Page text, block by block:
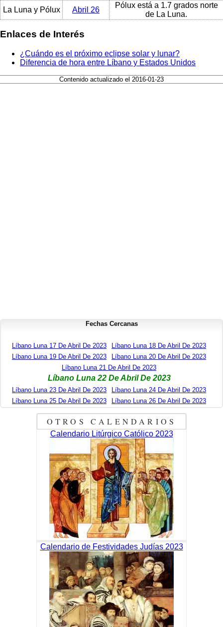
La Luna y Pólux
Abril 26
Pólux está a 1.7 grados norte
de La Luna.
Enlaces de Interés
¿Cuándo es el próximo eclipse solar y lunar?
Diferencia de hora entre Líbano y Estados Unidos
Contenido actualizado el 2016-01-23
Fechas Cercanas
Líbano Luna 17 De Abril De 2023
Líbano Luna 18 De Abril De 2023
Líbano Luna 19 De Abril De 2023
Líbano Luna 20 De Abril De 2023
Líbano Luna 21 De Abril De 2023
Líbano Luna 22 De Abril De 2023
Líbano Luna 23 De Abril De 2023
Líbano Luna 24 De Abril De 2023
Líbano Luna 25 De Abril De 2023
Líbano Luna 26 De Abril De 2023
OTROS CALENDARIOS
Calendario Litúrgico Católico 2023
Calendario de Festividades Judías 2023